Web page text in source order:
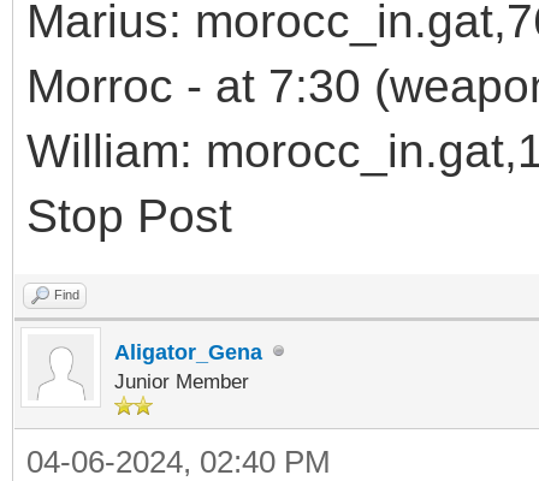
Marius:
Morroc - at 7:30
William:
Stop Post
Find
Aligator_Gena
Junior Member
04-06-2024, 02:40 PM